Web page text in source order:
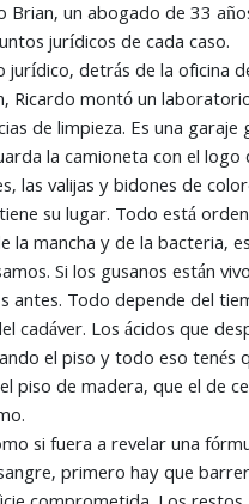
Brian, un abogado de 33
jurídicos de cada caso.
jurídico, detrás de la oficina
Ricardo montó un
de limpieza. Es una garaje
la camioneta con el logo
las valijas y bidones de
su lugar. Todo está
mancha y de la bacteria,
Si los gusanos están
antes. Todo depende del
cadáver. Los ácidos que
el piso y todo eso tenés
piso de madera, que el de
si fuera a revelar una
primero hay que